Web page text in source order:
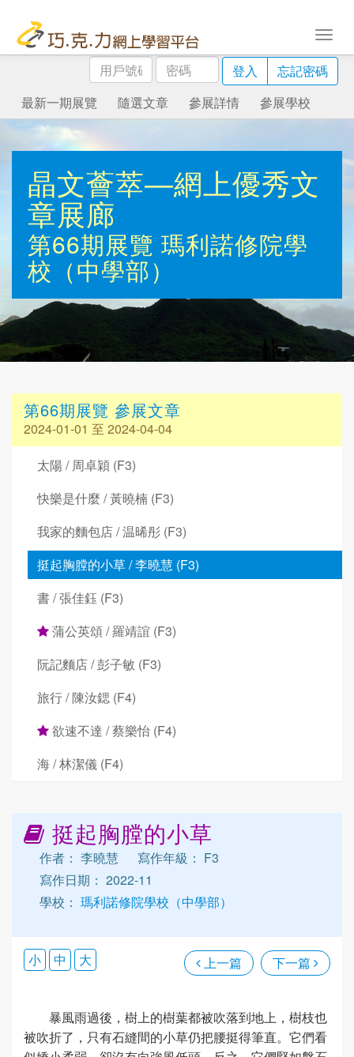
用
戶
號
碼
密
碼
登入
忘記密碼
最新一期展覽
隨選文章 參展詳情 參展學校
晶文薈萃—網上優秀文
章展廊
第66期展覽 瑪利諾修院學
校（中學部）
第66期展覽 參展文章
2024-01-01 至 2024-04-04
太陽 / 周卓穎 (F3)
快樂是什麼 / 黃曉楠 (F3)
我家的麵包店 / 温晞彤 (F3)
挺起胸膛的小草 / 李曉慧 (F3)
書 / 張佳鈺 (F3)
蒲公英頌 / 羅靖誼 (F3)
阮記麵店 / 彭子敏 (F3)
旅行 / 陳汝鍶 (F4)
欲速不達 / 蔡樂怡 (F4)
海 / 林潔儀 (F4)
挺起胸膛的小草
作者： 李曉慧
寫作年級： F3
寫作日期： 2022-11
學校： 瑪利諾修院學校（中學部）
上一篇 下一篇
小 中 大
暴風雨過後，樹上的樹葉都被吹落到地上，樹枝也
被吹折了，只有石縫間的小草仍把腰挺得筆直。它們看